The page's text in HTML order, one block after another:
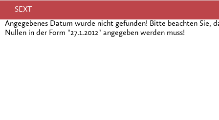
SEXT
Angegebenes Datum wurde nicht gefunden! Bitte beachten Sie,
Nullen in der Form "27.1.2012" angegeben werden muss!